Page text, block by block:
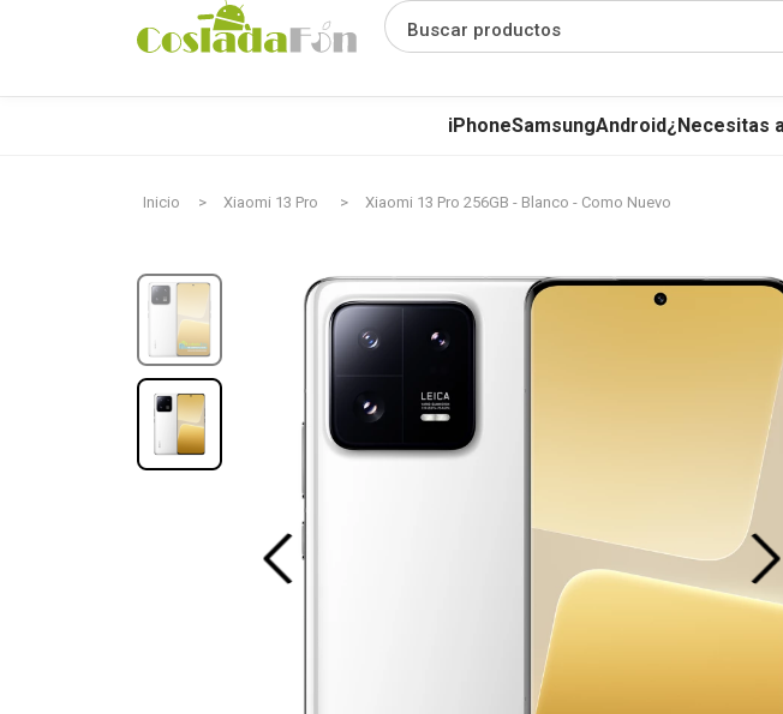
Buscar productos
iPhoneSamsungAndroid¿Necesitas
Inicio Xiaomi 13 Pro Xiaomi 13 Pro 256GB - Blanco - Como Nuevo
Previous Next